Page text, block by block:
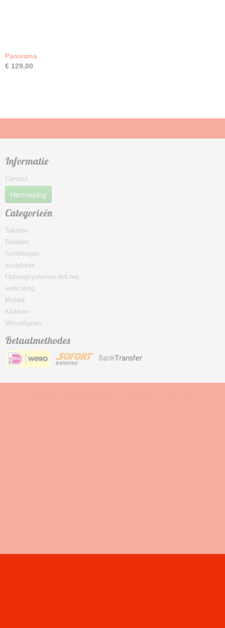
Panorama
€ 129,00
Informatie
Contact
Herroeping
Categorieën
Teksten
Beelden
Schilderijen
sculpturen
Ophangsystemen Arti teq
verlichting
Metaal
Klokken
Wissellijsten
Betaalmethodes